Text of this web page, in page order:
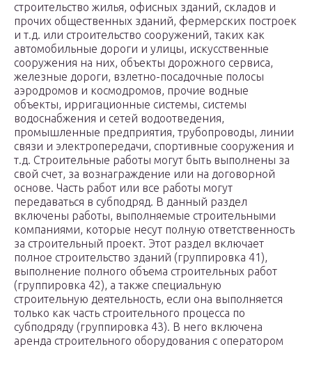
строительство жилья, офисных зданий, складов и
прочих общественных зданий, фермерских построек
и т.д. или строительство сооружений, таких как
автомобильные дороги и улицы, искусственные
сооружения на них, объекты дорожного сервиса,
железные дороги, взлетно-посадочные полосы
аэродромов и космодромов, прочие водные
объекты, ирригационные системы, системы
водоснабжения и сетей водоотведения,
промышленные предприятия, трубопроводы, линии
связи и электропередачи, спортивные сооружения и
т.д. Строительные работы могут быть выполнены за
свой счет, за вознаграждение или на договорной
основе. Часть работ или все работы могут
передаваться в субподряд. В данный раздел
включены работы, выполняемые строительными
компаниями, которые несут полную ответственность
за строительный проект. Этот раздел включает
полное строительство зданий (группировка 41),
выполнение полного объема строительных работ
(группировка 42), а также специальную
строительную деятельность, если она выполняется
только как часть строительного процесса по
субподряду (группировка 43). В него включена
аренда строительного оборудования с оператором